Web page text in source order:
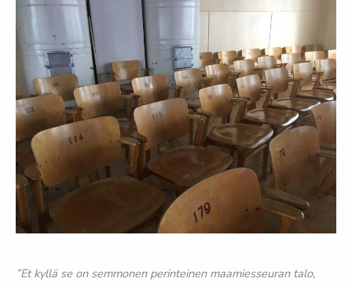
”Et kyllä se on semmonen perinteinen maamiesseuran talo,